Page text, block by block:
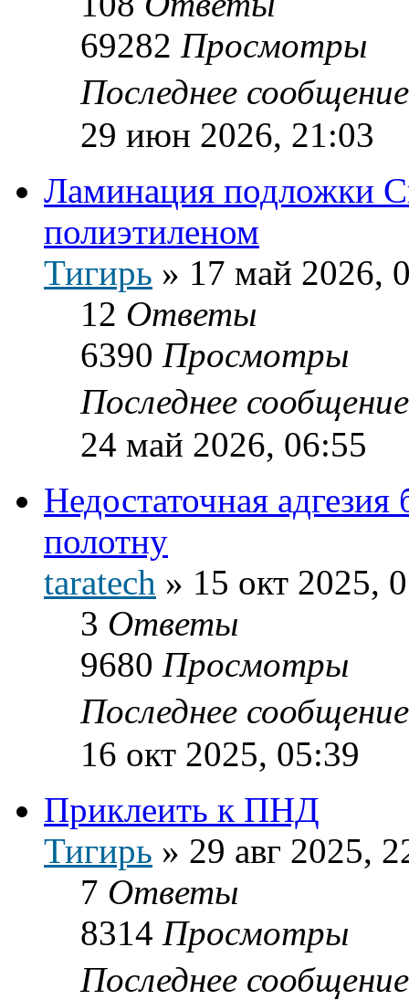
69282 Просмотры
Последнее
29 июн 2026, 21:03
Ламинация подложки
полиэтиленом
Тигирь » 17 май 2026,
12 Ответы
6390 Просмотры
Последнее
24 май 2026, 06:55
Недостаточная
полотну
taratech » 15 окт 2025,
3 Ответы
9680 Просмотры
Последнее
16 окт 2025, 05:39
Приклеить к ПНД
Тигирь » 29 авг 2025,
7 Ответы
8314 Просмотры
Последнее